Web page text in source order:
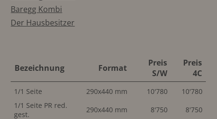
Baregg Kombi
Der Hausbesitzer
Bezeichnung Format
Preis
S/W
Preis
4C
1/1 Seite 290x440 mm 10'780
10'780
1/1 Seite PR red.
gest.
290x440 mm 8'750 8'750